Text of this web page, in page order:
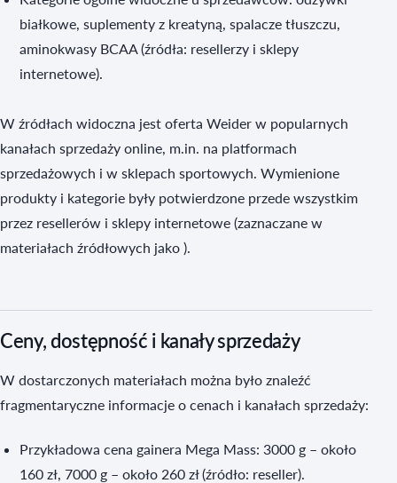
białkowe, suplementy z kreatyną, spalacze tłuszczu,
aminokwasy BCAA (źródła: resellerzy i sklepy
internetowe).
W źródłach widoczna jest oferta Weider w popularnych
kanałach sprzedaży online, m.in. na platformach
sprzedażowych i w sklepach sportowych. Wymienione
produkty i kategorie były potwierdzone przede wszystkim
przez resellerów i sklepy internetowe (zaznaczane w
materiałach źródłowych jako ).
Ceny, dostępność i kanały sprzedaży
W dostarczonych materiałach można było znaleźć
fragmentaryczne informacje o cenach i kanałach sprzedaży:
Przykładowa cena gainera Mega Mass: 3000 g – około
160 zł, 7000 g – około 260 zł (źródło: reseller).